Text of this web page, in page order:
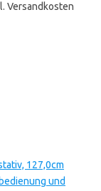
Versandkosten
127,0cm
und